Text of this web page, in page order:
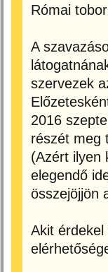
Római
A
szervezek
2016
részét meg
(Azért ilyen
elegendő
összejöjjön
Akit